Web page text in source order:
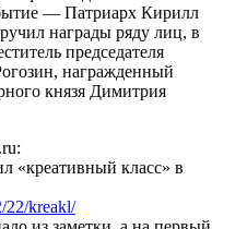
— Патриарх Кирилл
награды ряду лиц, в
председателя
награжденный
князя Димитрия
«креативный класс» в
22/kreakl/